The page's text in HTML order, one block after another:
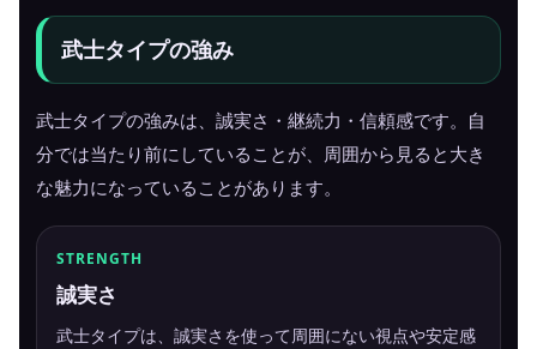
武士タイプの強み
武士タイプの強みは、誠実さ・継続力・信頼感です。自
分では当たり前にしていることが、周囲から見ると大き
な魅力になっていることがあります。
STRENGTH
誠実さ
武士タイプは、誠実さを使って周囲にない視点や安定感